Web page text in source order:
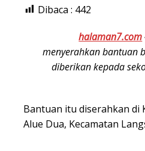
Dibaca : 442
halaman7.com
menyerahkan bantuan
diberikan kepada
Bantuan itu diserahkan di
Alue Dua, Kecamatan